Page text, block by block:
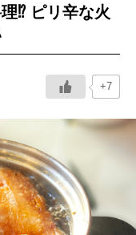
⁉ ピリ辛な火
+7